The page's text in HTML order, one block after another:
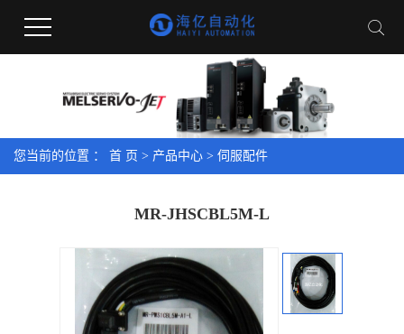
您当前的位置 ： 首 页 > 产品中心 > 伺服配件
MR-JHSCBL5M-L